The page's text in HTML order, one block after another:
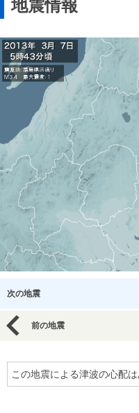
地震情報
次の地震
前の地震
この地震による津波の心配は